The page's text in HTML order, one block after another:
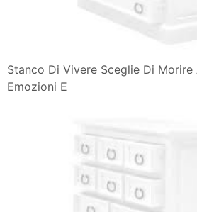
Stanco Di Vivere Sceglie Di Morire
Emozioni E